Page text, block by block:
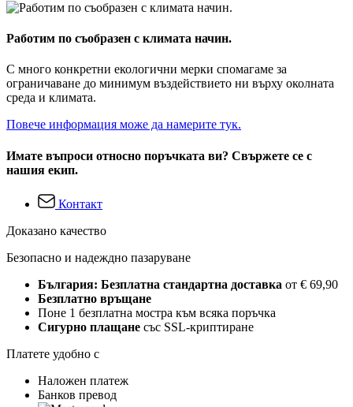
Работим по съобразен с климата начин.
С много конкретни екологични мерки спомагаме за
ограничаване до минимум въздействието ни върху околната
среда и климата.
Повече информация може да намерите тук.
Имате въпроси относно поръчката ви? Свържете се с
нашия екип.
Контакт
Доказано качество
Безопасно и надеждно пазаруване
България: Безплатна стандартна доставка от € 69,90
Безплатно връщане
Поне 1 безплатна мостра към всяка поръчка
Сигурно плащане със SSL-криптиране
Платете удобно с
Наложен платеж
Банков превод